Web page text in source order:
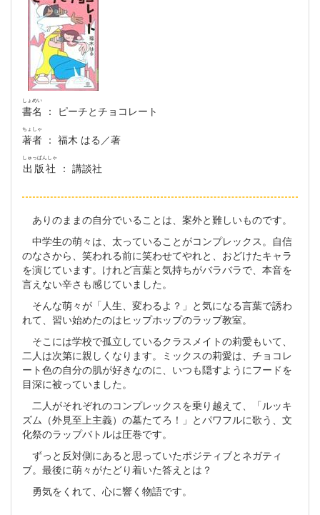
書名
しょめい
： ピーチとチョコレート
著者
ちょしゃ
： 福木 はる／著
出版社
しゅっぱんしゃ
： 講談社
ありのままの自分でいることは、案外と難しいものです。
中学生の萌々は、太っていることがコンプレックス。自信
のなさから、笑われる前に笑わせてやれと、おどけたキャラ
を演じています。けれど言葉と気持ちがバラバラで、本音を
言えない辛さも感じていました。
そんな萌々が「人生、変わるよ？」と気になる言葉で誘わ
れて、習い始めたのはヒップホップのラップ教室。
そこには学校で孤立しているクラスメイトの莉愛もいて、
二人は次第に親しくなります。ミックスの莉愛は、チョコレ
ート色の自分の肌が好きなのに、いつも隠すようにフードを
目深に被っていました。
二人がそれぞれのコンプレックスを乗り越えて、「ルッキ
ズム（外見至上主義）の墓たてろ！」とパワフルに歌う、文
化祭のラップバトルは圧巻です。
ずっと反対側にあると思っていたポジティブとネガティ
ブ。最後に萌々がたどり着いた答えとは？
勇気をくれて、心に響く物語です。